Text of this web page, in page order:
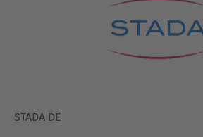
STADA DE